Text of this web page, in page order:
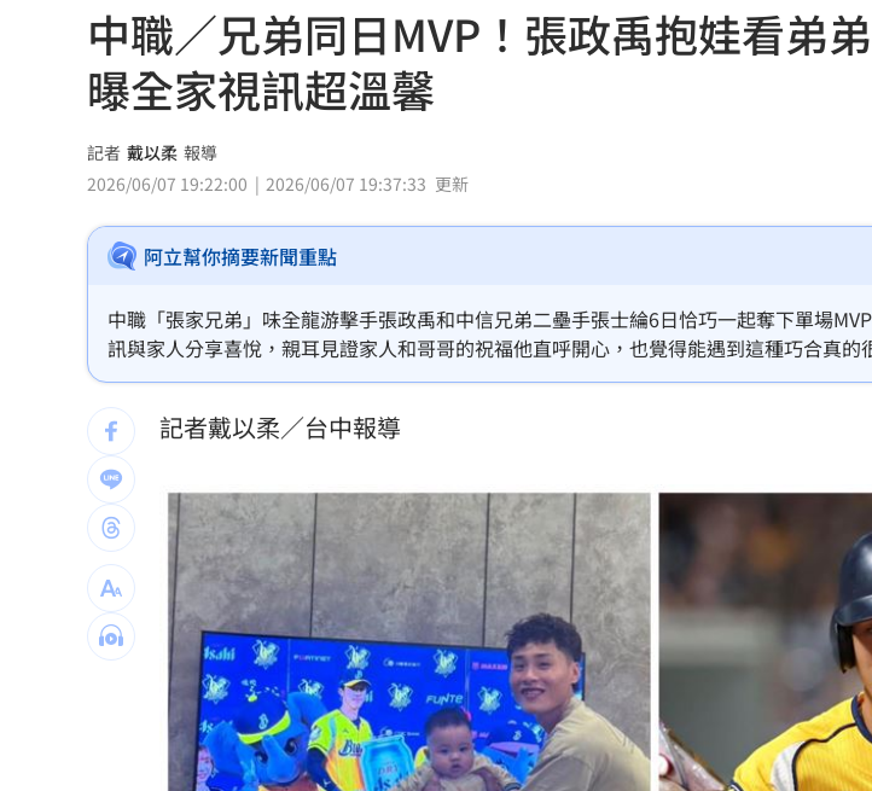
手上只剩24元！獨居嬤不動存款原因惹鼻酸 21:30
小刀婚姻告終 昔砸百萬辦婚禮找連戰證婚
布雷克6局0失分 陳傑憲猛打率統一退富邦
交往3個月閃婚 姜厚任女友前夫身分曝光
U17男排世界賽移地訓練 主委加碼加菜金
律師+假慈濟青年吸金10億 豪宅飄鮑魚味 21:25
黃仁勳加持CPO族群狂飆！專家曝黃金買點 21:19
人妻問婆婆住院該扛嗎？網搖頭：輪不到你
公審燒烤攤賣臭酸食材 老闆無奈：願賠償 21:13
AI模擬民意精準度驚人！TPOC發表矽基民調 21:11
台灣青少年公開賽 施友翔奪冠赴美闖NCAA 21:11
台灣彩券開獎直播中 20:31
LIVE三立+24小時直播 15:27
中職／兄弟同日MVP！張政禹抱娃看弟
曝全家視訊超溫馨
記者 戴以柔 報導
2026/06/07 19:22:00
2026/06/07 19:37:33 更新
阿立幫你摘要新聞重點
中職「張家兄弟」味全龍游擊手張政禹和中信兄弟二壘手張士綸6日恰巧一起奪下單場
訊與家人分享喜悅，親耳見證家人和哥哥的祝福他直呼開心，也覺得能遇到這種巧合真的
記者戴以柔／台中報導